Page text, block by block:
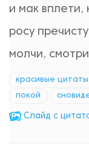
и мак вплети,
росу
молчи,
красивые цитаты
покой
Cлайд с